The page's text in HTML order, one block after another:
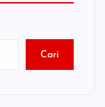
Cari